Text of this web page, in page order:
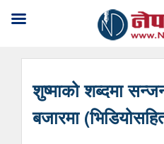
शुष्माको शब्दमा
बजारमा